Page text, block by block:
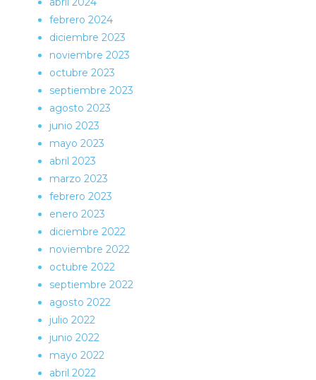
febrero 2024
diciembre 2023
noviembre 2023
octubre 2023
septiembre 2023
agosto 2023
junio 2023
mayo 2023
abril 2023
marzo 2023
febrero 2023
enero 2023
diciembre 2022
noviembre 2022
octubre 2022
septiembre 2022
agosto 2022
julio 2022
junio 2022
mayo 2022
abril 2022